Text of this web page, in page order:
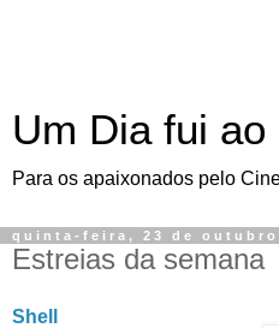
Um Dia fui ao
Para os apaixonados pelo
quinta-feira, 23 de outubro
Estreias da semana
Shell